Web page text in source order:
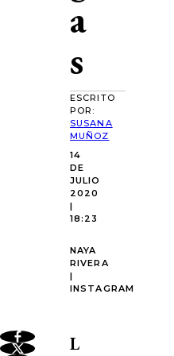
a
s
ESCRITO
POR:
SUSANA
MUÑOZ
14
DE
JULIO
2020
|
18:23
NAYA
RIVERA
|
INSTAGRAM
L